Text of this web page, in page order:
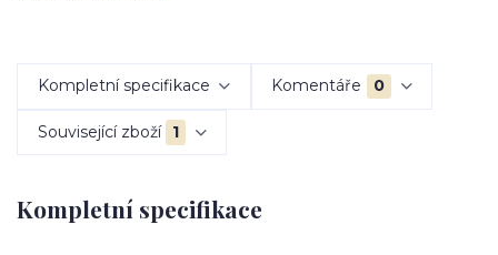
Kompletní specifikace Komentáře 0
Související zboží 1
Kompletní specifikace